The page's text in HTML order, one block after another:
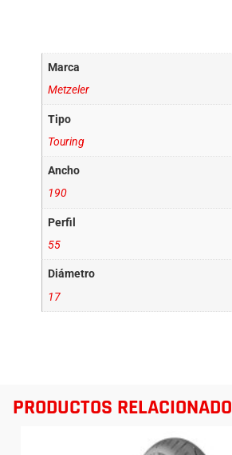
Marca
Metzeler
Tipo
Touring
Ancho
190
Perfil
55
Diámetro
17
PRODUCTOS